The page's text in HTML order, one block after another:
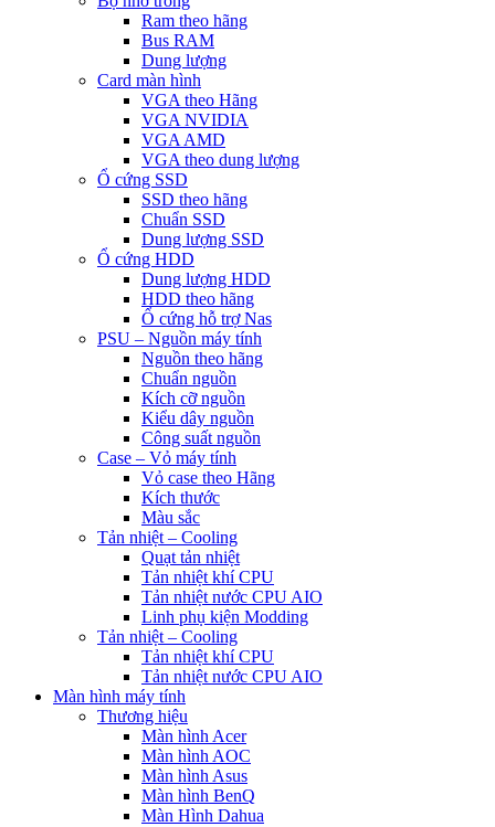
Ram theo hãng
Bus RAM
Dung lượng
Card màn hình
VGA theo Hãng
VGA NVIDIA
VGA AMD
VGA theo dung lượng
Ổ cứng SSD
SSD theo hãng
Chuẩn SSD
Dung lượng SSD
Ổ cứng HDD
Dung lượng HDD
HDD theo hãng
Ổ cứng hỗ trợ Nas
PSU – Nguồn máy tính
Nguồn theo hãng
Chuẩn nguồn
Kích cỡ nguồn
Kiểu dây nguồn
Công suất nguồn
Case – Vỏ máy tính
Vỏ case theo Hãng
Kích thước
Màu sắc
Tản nhiệt – Cooling
Quạt tản nhiệt
Tản nhiệt khí CPU
Tản nhiệt nước CPU AIO
Linh phụ kiện Modding
Tản nhiệt – Cooling
Tản nhiệt khí CPU
Tản nhiệt nước CPU AIO
Màn hình máy tính
Thương hiệu
Màn hình Acer
Màn hình AOC
Màn hình Asus
Màn hình BenQ
Màn Hình Dahua